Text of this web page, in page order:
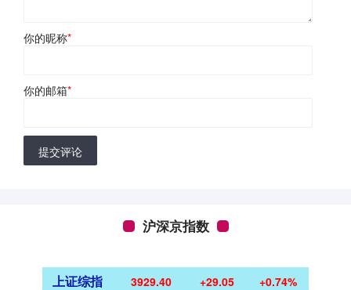
你的昵称*
你的邮箱*
提交评论
沪深京指数
上证综指 3929.40 +29.05 +0.74%